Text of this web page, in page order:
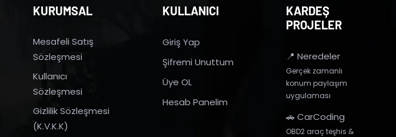
KURUMSAL
Mesafeli Satış
Sözleşmesi
Kullanıcı
Sözleşmesi
Gizlilik Sözleşmesi
(K.V.K.K)
KULLANICI
Giriş Yap
Şifremi Unuttum
Üye OL
Hesab Panelim
KARDEŞ
PROJELER
📍 Neredeler
Gerçek zamanlı
konum paylaşım
uygulaması
🚗 CarCoding
OBD2 araç teşhis &